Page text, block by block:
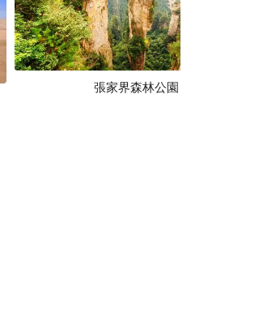
張家界森林公園